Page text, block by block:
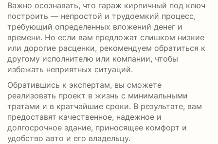
Важно осознавать, что гараж кирпичный под ключ
построить — непростой и трудоемкий процесс,
требующий определенных вложений денег и
времени. Но если вам предложат слишком низкие
или дорогие расценки, рекомендуем обратиться к
другому исполнителю или компании, чтобы
избежать неприятных ситуаций.
Обратившись к экспертам, вы сможете
реализовать проект в жизнь с минимальными
тратами и в кратчайшие сроки. В результате, вам
предоставят качественное, надежное и
долгосрочное здание, приносящее комфорт и
удобство авто и его владельцу.